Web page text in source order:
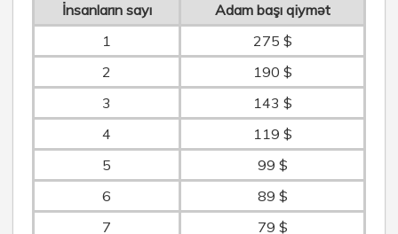
İnsanların sayı
Adam başı qiymət
1
275 $
2
190 $
3
143 $
4
119 $
5
99 $
6
89 $
7
79 $